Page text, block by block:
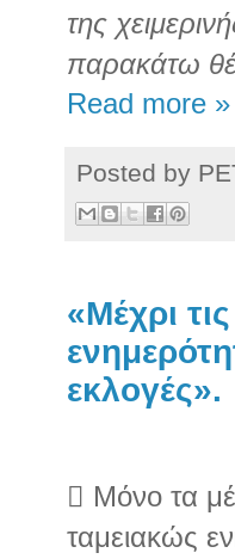
της
παρακάτω
Read more »
Posted by
«Μέχρι
εκλογές».
 Μόνο τα
ταμειακώς